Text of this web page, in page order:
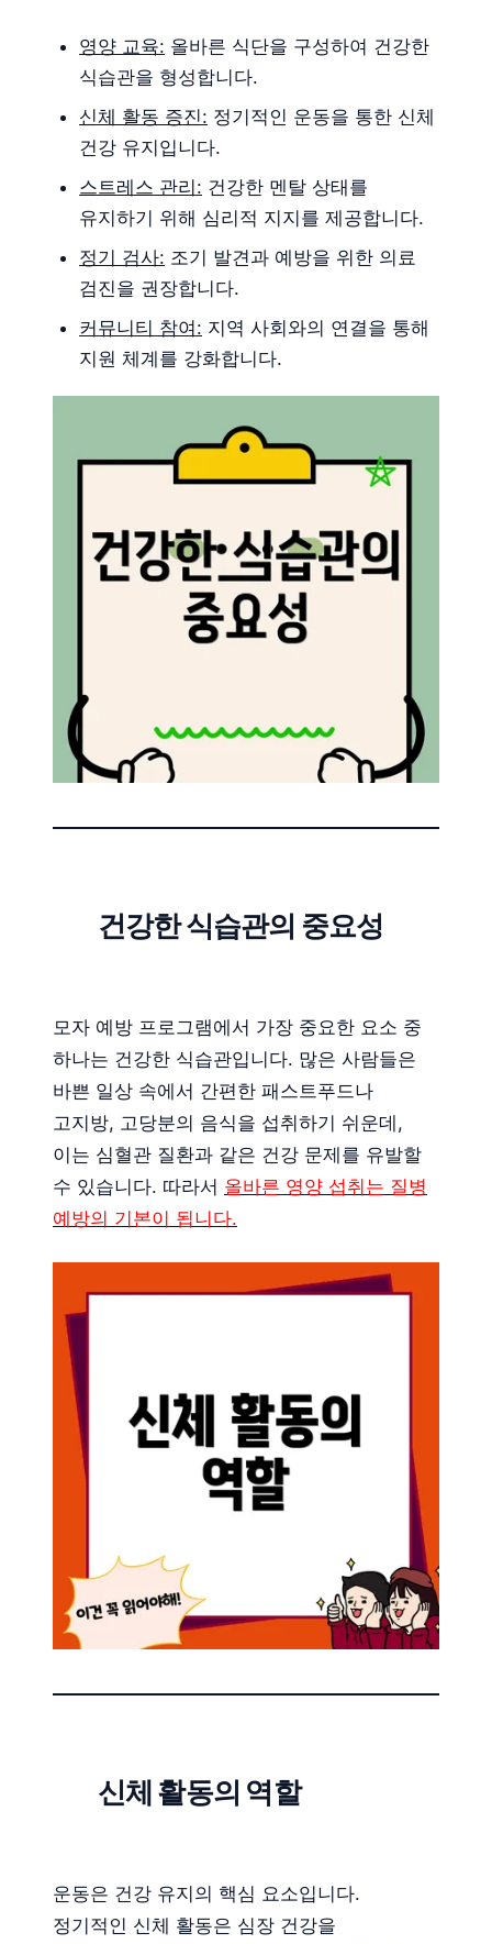
영양 교육: 올바른 식단을 구성하여 건강한
식습관을 형성합니다.
신체 활동 증진: 정기적인 운동을 통한 신체
건강 유지입니다.
스트레스 관리: 건강한 멘탈 상태를
유지하기 위해 심리적 지지를 제공합니다.
정기 검사: 조기 발견과 예방을 위한 의료
검진을 권장합니다.
커뮤니티 참여: 지역 사회와의 연결을 통해
지원 체계를 강화합니다.
건강한 식습관의 중요성
모자 예방 프로그램에서 가장 중요한 요소 중
하나는 건강한 식습관입니다. 많은 사람들은
바쁜 일상 속에서 간편한 패스트푸드나
고지방, 고당분의 음식을 섭취하기 쉬운데,
이는 심혈관 질환과 같은 건강 문제를 유발할
수 있습니다. 따라서 올바른 영양 섭취는 질병
예방의 기본이 됩니다.
신체 활동의 역할
운동은 건강 유지의 핵심 요소입니다.
정기적인 신체 활동은 심장 건강을